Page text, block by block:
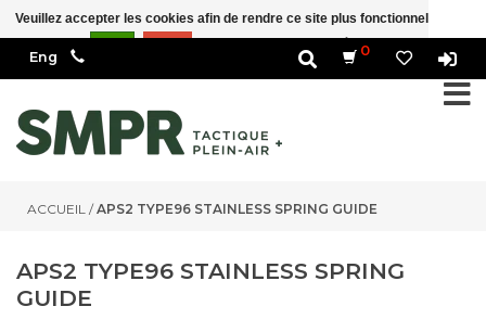
0
ACCUEIL /APS2 TYPE96 STAINLESS SPRING GUIDE
APS2 TYPE96 STAINLESS SPRING
GUIDE
Veuillez accepter les cookies afin de rendre ce site plus fonctionnel Est-ce
En savoir plus sur les témoins (cookies) »